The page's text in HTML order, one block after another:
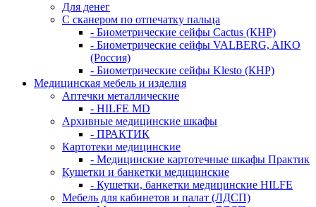
Для денег
С сканером по отпечатку пальца
- Биометрические сейфы Cactus (КНР)
- Биометрические сейфы VALBERG, AIKO
(Россия)
- Биометрические сейфы Klesto (КНР)
Медицинская мебель и изделия
Аптечки металлические
- HILFE MD
Архивные медицинские шкафы
- ПРАКТИК
Картотеки медицинские
- Медицинские картотечные шкафы Практик
Кушетки и банкетки медицинские
- Кушетки, банкетки медицинские HILFE
Мебель для кабинетов и палат (ЛДСП)